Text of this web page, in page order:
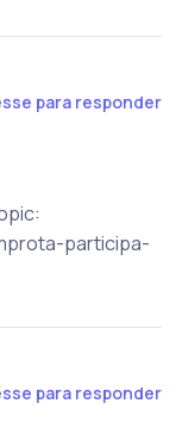
para responder
participa-
para responder